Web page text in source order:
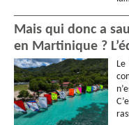
Mais qui donc a
en Martinique ?